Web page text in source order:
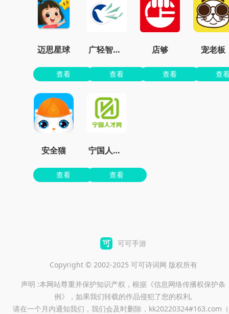
迈思星球
查看
广轻智慧3.0
查看
店够
查看
宠老板
查
安全猫
查看
宁国人才网
查看
可可手游
Copyright © 2002-2025 可可诗词网 版权所有
声明 :本网站尊重并保护知识产权，根据《信息网络传播权保护条
例》，如果我们转载的作品侵犯了您的权利,
请在一个月内通知我们，我们会及时删除，kk20220324#163.com